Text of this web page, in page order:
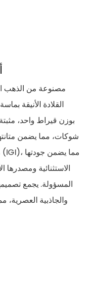
القلادة الأنيقة
بوزن قيراط واحد،
شوكات، مما يضمن
الاستثنائية ومصدرها
المسؤولة. يجمع
والجاذبية العصرية،